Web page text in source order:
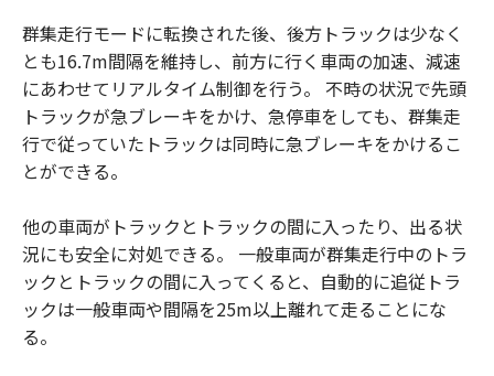
群集走行モードに転換された後、後方トラックは少なく
とも16.7m間隔を維持し、前方に行く車両の加速、減速
にあわせてリアルタイム制御を行う。 不時の状況で先頭
トラックが急ブレーキをかけ、急停車をしても、群集走
行で従っていたトラックは同時に急ブレーキをかけるこ
とができる。
他の車両がトラックとトラックの間に入ったり、出る状
況にも安全に対処できる。 一般車両が群集走行中のトラ
ックとトラックの間に入ってくると、自動的に追従トラ
ックは一般車両や間隔を25m以上離れて走ることにな
る。